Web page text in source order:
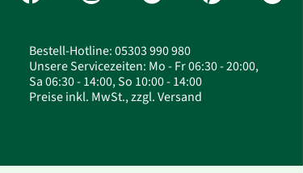
Bestell-Hotline: 05303 990 980
Unsere Servicezeiten: Mo - Fr 06:30 - 20:00,
Sa 06:30 - 14:00, So 10:00 - 14:00
Preise inkl. MwSt., zzgl. Versand